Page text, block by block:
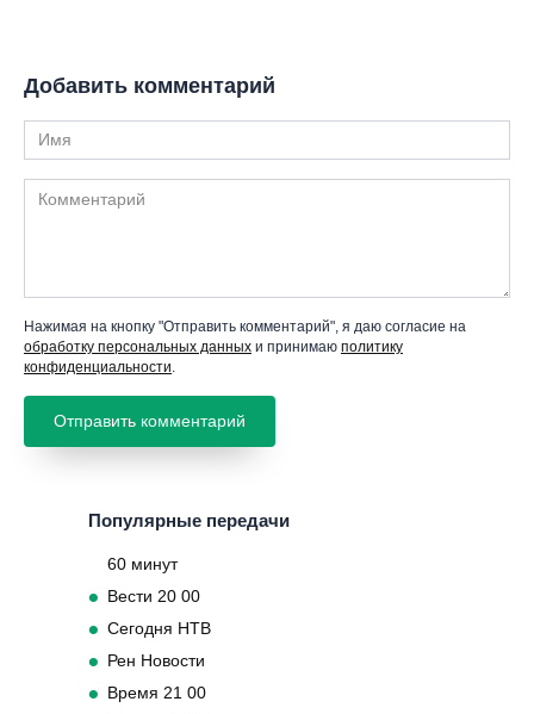
Добавить комментарий
Имя
Комментарий
Нажимая на кнопку "Отправить комментарий", я даю согласие на
обработку персональных данных и принимаю политику
конфиденциальности.
Популярные передачи
60 минут
Вести 20 00
Сегодня НТВ
Рен Новости
Время 21 00